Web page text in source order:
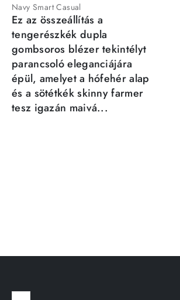
Navy Smart Casual
Ez az összeállítás a
tengerészkék dupla
gombsoros blézer tekintélyt
parancsoló eleganciájára
épül, amelyet a hófehér alap
és a sötétkék skinny farmer
tesz igazán maivá...